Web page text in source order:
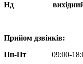
Нд
Прийом дзвінків:
Пн-Пт
09:00-